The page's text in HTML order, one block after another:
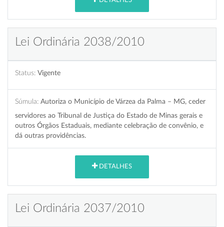
Lei Ordinária 2038/2010
Status: Vigente
Súmula: Autoriza o Município de Várzea da Palma – MG, ceder
servidores ao Tribunal de Justiça do Estado de Minas gerais e
outros Órgãos Estaduais, mediante celebração de convênio, e
dá outras providências.
DETALHES
Lei Ordinária 2037/2010